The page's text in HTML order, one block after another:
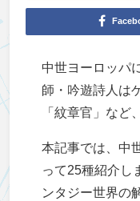
中世ヨーロッパ
師・吟遊詩人は
「紋章官」など
本記事では、中
って25種紹介し
ンタジー世界の